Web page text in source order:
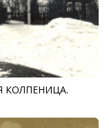
КОЛПЕНИЦА.